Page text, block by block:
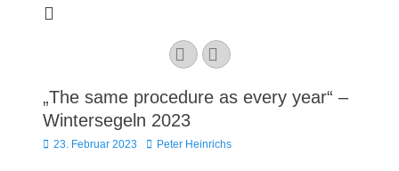
YouTubeInstagram
„The same procedure as every year“ –
Wintersegeln 2023
Veröffentlicht
23. Februar 2023 AutorPeter Heinrichs